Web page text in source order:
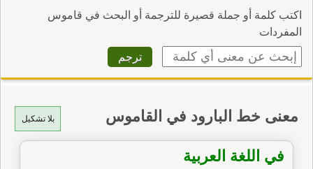
اكتب كلمة أو جملة قصيرة للترجمة أو البحث في قاموس
المفردات
بلا تشكيل معنى خط البارود في القاموس
في اللغة العربية